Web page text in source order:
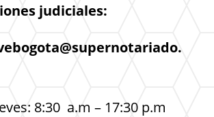
judiciales:
8:30 a.m – 17:30 p.m